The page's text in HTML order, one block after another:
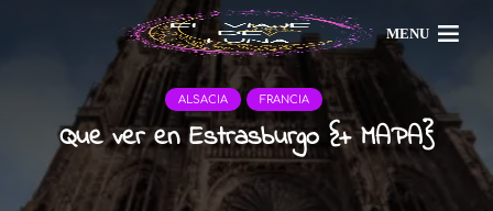
MENU
ALSACIA FRANCIA
Que ver en Estrasburgo {+ MAPA}